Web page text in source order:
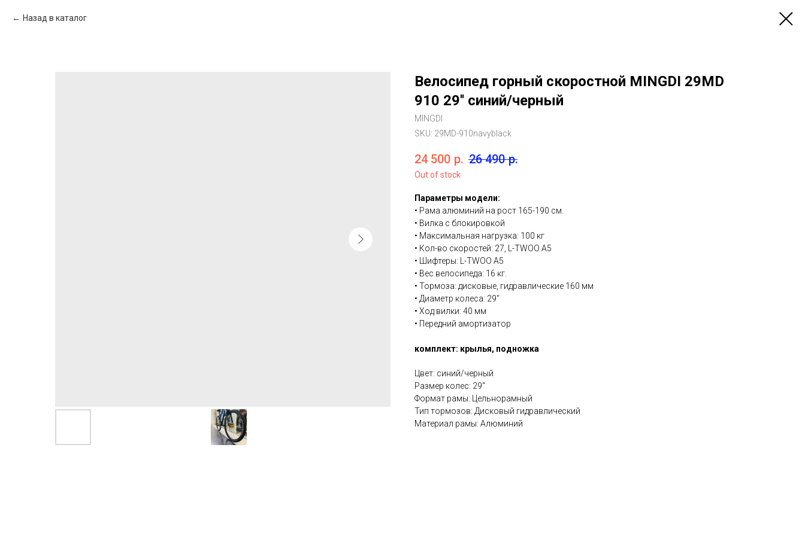
Назад в каталог
Велосипед горный скоростной MINGDI 29MD
910 29'' синий/черный
MINGDI
SKU: 29MD-910navyblack
24 500 р. 26 490 р.
Out of stock
Параметры модели:
• Рама алюминий на рост 165-190 см.
• Вилка с блокировкой
• Максимальная нагрузка: 100 кг
• Кол-во скоростей: 27, L-TWOO A5
• Шифтеры: L-TWOO A5
• Вес велосипеда: 16 кг.
• Тормоза: дисковые, гидравлические 160 мм
• Диаметр колеса: 29''
• Ход вилки: 40 мм
• Передний амортизатор
комплект: крылья, подножка
Цвет: синий/черный
Размер колес: 29''
Формат рамы: Цельнорамный
Тип тормозов: Дисковый гидравлический
Материал рамы: Алюминий